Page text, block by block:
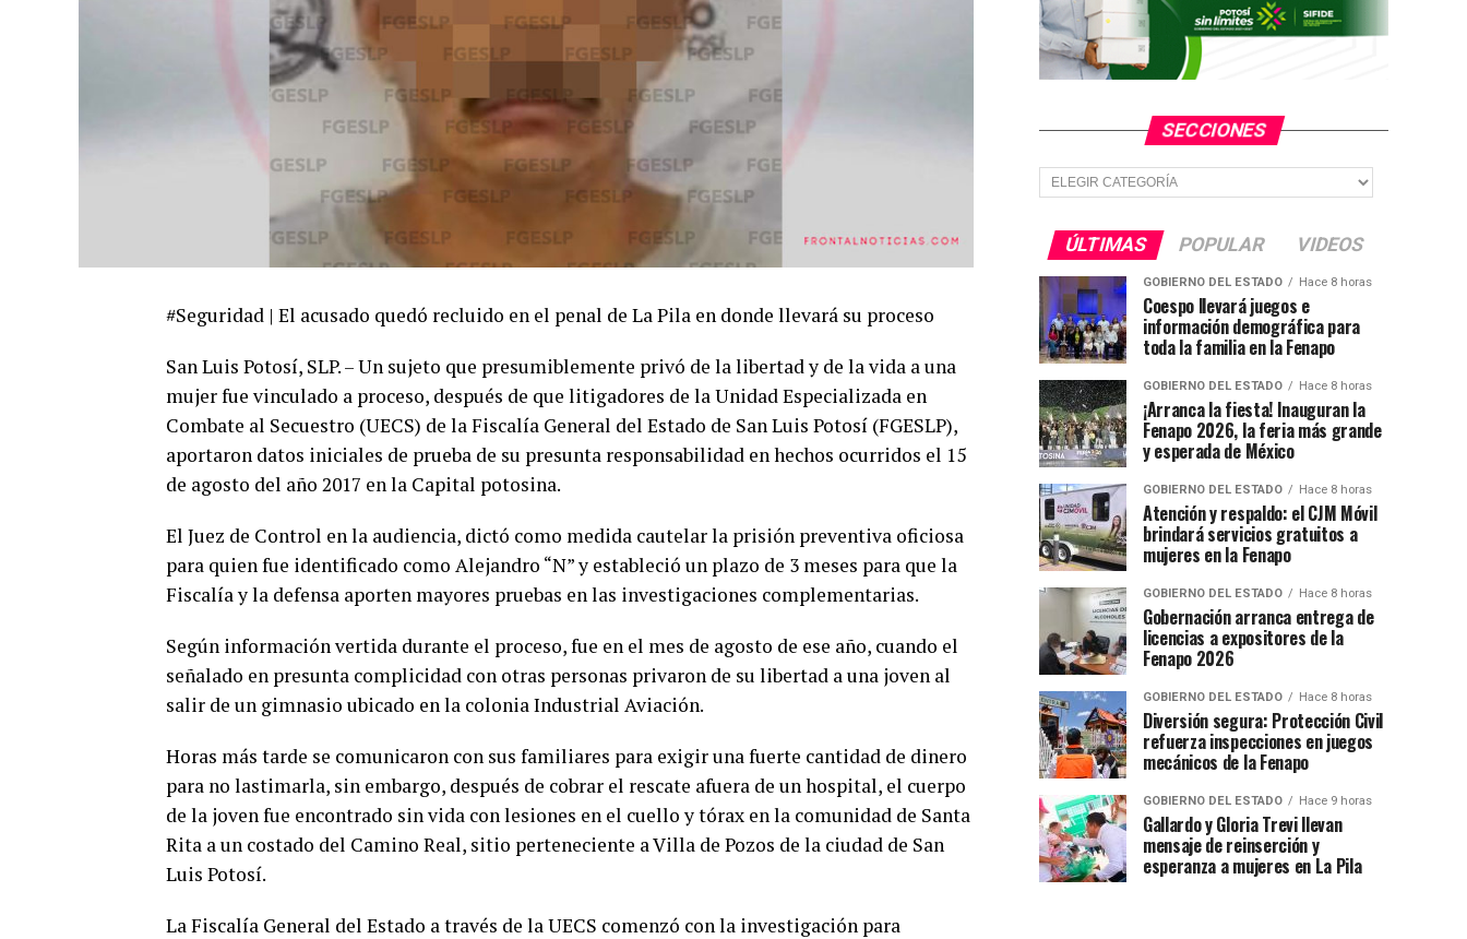
#Seguridad | El acusado quedó recluido en el penal de La Pila en donde llevará su proceso
San Luis Potosí, SLP. – Un sujeto que presumiblemente privó de la libertad y de la vida a una
mujer fue vinculado a proceso, después de que litigadores de la Unidad Especializada en
Combate al Secuestro (UECS) de la Fiscalía General del Estado de San Luis Potosí (FGESLP),
aportaron datos iniciales de prueba de su presunta responsabilidad en hechos ocurridos el 15
de agosto del año 2017 en la Capital potosina.
El Juez de Control en la audiencia, dictó como medida cautelar la prisión preventiva oficiosa
para quien fue identificado como Alejandro “N” y estableció un plazo de 3 meses para que la
Fiscalía y la defensa aporten mayores pruebas en las investigaciones complementarias.
Según información vertida durante el proceso, fue en el mes de agosto de ese año, cuando el
señalado en presunta complicidad con otras personas privaron de su libertad a una joven al
salir de un gimnasio ubicado en la colonia Industrial Aviación.
Horas más tarde se comunicaron con sus familiares para exigir una fuerte cantidad de dinero
para no lastimarla, sin embargo, después de cobrar el rescate afuera de un hospital, el cuerpo
de la joven fue encontrado sin vida con lesiones en el cuello y tórax en la comunidad de Santa
Rita a un costado del Camino Real, sitio perteneciente a Villa de Pozos de la ciudad de San
Luis Potosí.
La Fiscalía General del Estado a través de la UECS comenzó con la investigación para
SECCIONES
Secciones
ÚLTIMAS POPULAR VIDEOS
GOBIERNO DEL ESTADO Hace 8 horas
Coespo llevará juegos e
información demográfica para
toda la familia en la Fenapo
GOBIERNO DEL ESTADO Hace 8 horas
¡Arranca la fiesta! Inauguran la
Fenapo 2026, la feria más grande
y esperada de México
GOBIERNO DEL ESTADO Hace 8 horas
Atención y respaldo: el CJM Móvil
brindará servicios gratuitos a
mujeres en la Fenapo
GOBIERNO DEL ESTADO Hace 8 horas
Gobernación arranca entrega de
licencias a expositores de la
Fenapo 2026
GOBIERNO DEL ESTADO Hace 8 horas
Diversión segura: Protección Civil
refuerza inspecciones en juegos
mecánicos de la Fenapo
GOBIERNO DEL ESTADO Hace 9 horas
Gallardo y Gloria Trevi llevan
mensaje de reinserción y
esperanza a mujeres en La Pila